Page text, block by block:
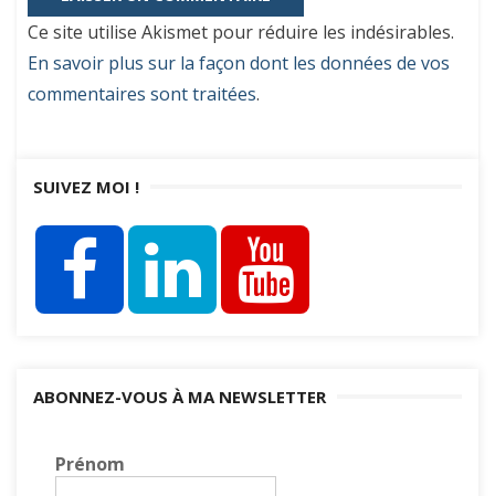
Ce site utilise Akismet pour réduire les indésirables.
En savoir plus sur la façon dont les données de vos
commentaires sont traitées.
SUIVEZ MOI !
ABONNEZ-VOUS À MA NEWSLETTER
Prénom